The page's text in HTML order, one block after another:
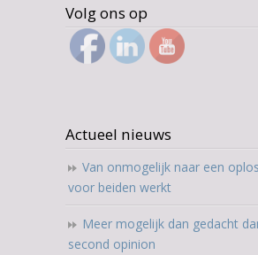
Volg ons op
Actueel nieuws
Van onmogelijk naar een
voor beiden werkt
Meer mogelijk dan gedacht
second opinion